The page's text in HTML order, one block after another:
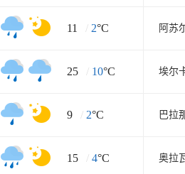
11 / 2°C 阿苏
25 / 10°C 埃尔
9 / 2°C 巴拉
15 / 4°C 奥拉